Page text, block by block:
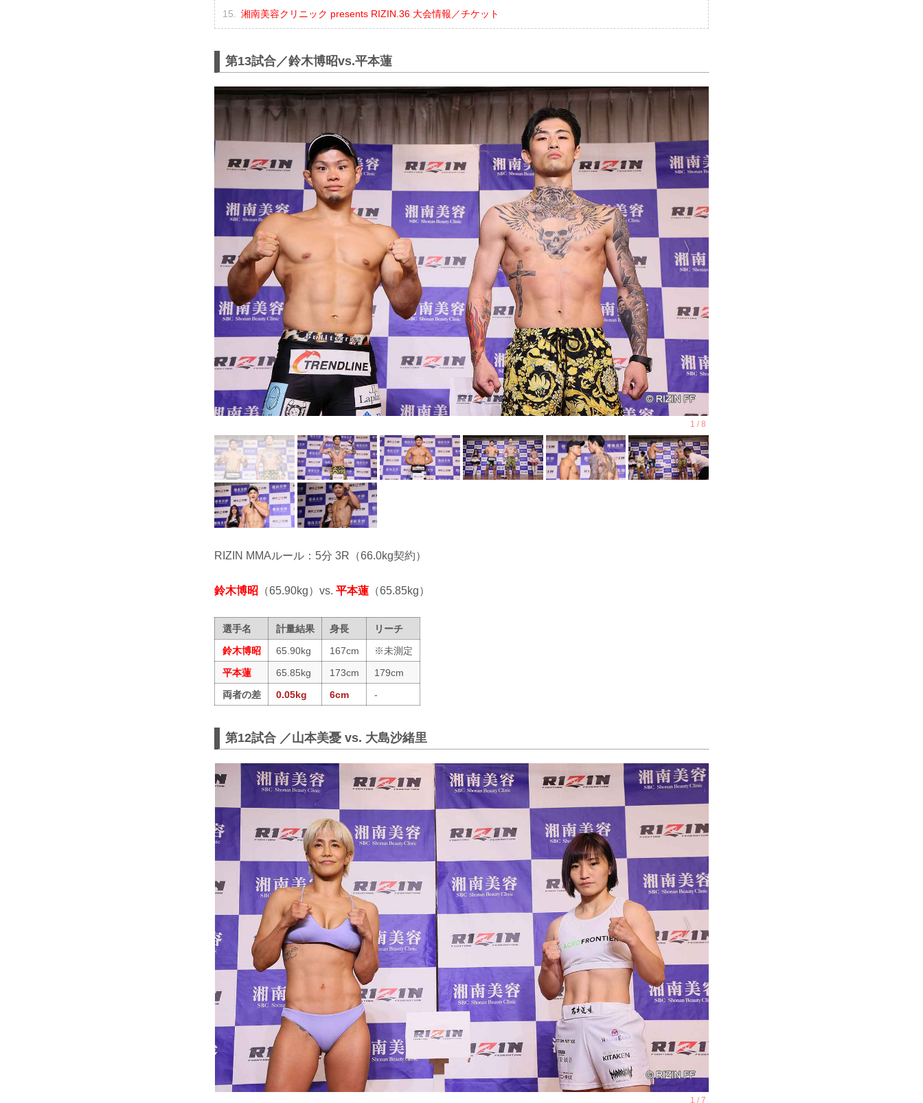
湘南美容クリニック presents RIZIN.36 大会情報／チケット
第13試合／鈴木博昭vs.平本蓮
RIZIN MMAルール：5分 3R（66.0kg契約）
鈴木博昭 （65.90kg）vs. 平本蓮 （65.85kg）
選手名 計量結果 身長
リーチ
鈴木博昭
65.90kg 167cm
※未測定
平本蓮
65.85kg 173cm
179cm
両者の差
0.05kg 6cm -
第12試合 ／山本美憂 vs. 大島沙緒里